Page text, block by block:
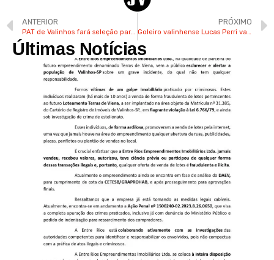
ANTERIOR
PAT de Valinhos fará seleção para 30 vagas de empregos na próxima 2ª
PRÓXIMO
Goleiro valinhense Lucas Perri vai defender o Lyon, da França
Últimas Notícias